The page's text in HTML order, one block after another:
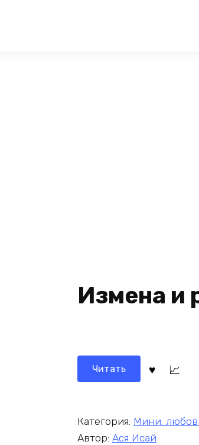
Измена и
Читать
Категория: Мини:
Автор: Ася Исай